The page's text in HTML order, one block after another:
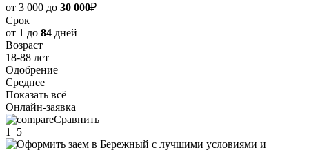
от 3 000 до 30 000₽
Срок
от 1 до 84 дней
Возраст
18-88 лет
Одобрение
Среднее
Показать всё
Онлайн-заявка
Сравнить
1
5